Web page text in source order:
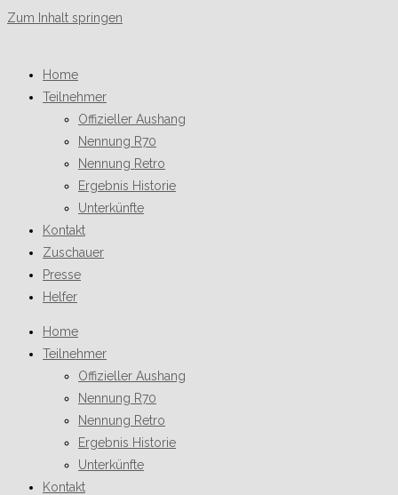
Zum Inhalt springen
Home
Teilnehmer
Offizieller Aushang
Nennung R70
Nennung Retro
Ergebnis Historie
Unterkünfte
Kontakt
Zuschauer
Presse
Helfer
Home
Teilnehmer
Offizieller Aushang
Nennung R70
Nennung Retro
Ergebnis Historie
Unterkünfte
Kontakt